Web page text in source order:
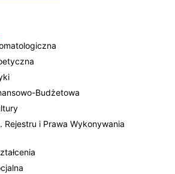
Budżetowa
Rejestru i Prawa Wykonywania